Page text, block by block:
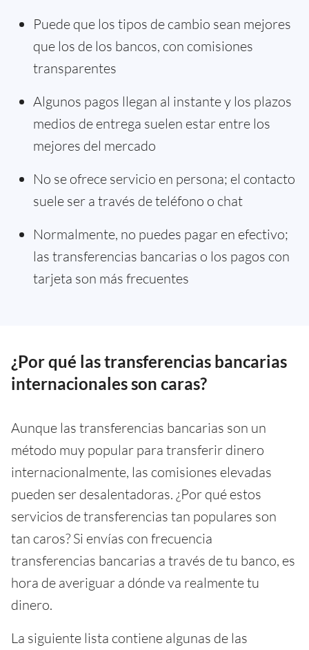
Puede que los tipos de cambio sean mejores
que los de los bancos, con comisiones
transparentes
Algunos pagos llegan al instante y los plazos
medios de entrega suelen estar entre los
mejores del mercado
No se ofrece servicio en persona; el contacto
suele ser a través de teléfono o chat
Normalmente, no puedes pagar en efectivo;
las transferencias bancarias o los pagos con
tarjeta son más frecuentes
¿Por qué las transferencias bancarias
internacionales son caras?
Aunque las transferencias bancarias son un
método muy popular para transferir dinero
internacionalmente, las comisiones elevadas
pueden ser desalentadoras. ¿Por qué estos
servicios de transferencias tan populares son
tan caros? Si envías con frecuencia
transferencias bancarias a través de tu banco, es
hora de averiguar a dónde va realmente tu
dinero.
La siguiente lista contiene algunas de las